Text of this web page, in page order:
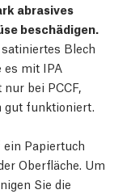
abrasives
beschädigen.
Blech
es mit IPA
bei PCCF,
gut funktioniert.
ein Papiertuch
Oberfläche. Um
Sie die